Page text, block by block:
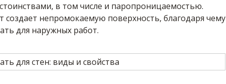
в том числе и паропроницаемостью.
непромокаемую поверхность, благодаря чему
для наружных работ.